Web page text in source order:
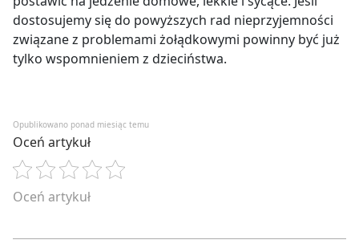
dostosujemy się do powyższych rad nieprzyjemności
związane z problemami żołądkowymi powinny być już
tylko wspomnieniem z dzieciństwa.
Opublikowano ponad miesiąc temu
Oceń artykuł
Oceń artykuł